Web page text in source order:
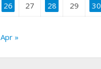
26 27 28 29 30
Apr »